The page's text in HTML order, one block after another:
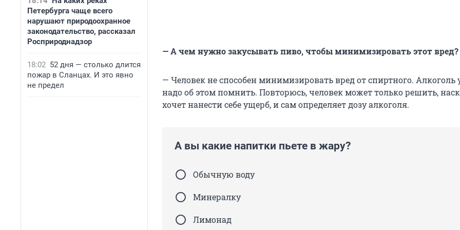
Петербурга чаще всего
нарушают природоохранное
законодательство, рассказал
Росприроднадзор
18:02 52 дня — столько длится
пожар в Сланцах. И это явно
не предел
— А чем нужно закусывать пиво, чтобы минимизировать этот вред?
— Человек не способен минимизировать вред от спиртного. Алкоголь
надо об этом помнить. Повторюсь, человек может только решить,
хочет нанести себе ущерб, и сам определяет дозу алкоголя.
А вы какие напитки пьете в жару?
Обычную воду
Минералку
Лимонад